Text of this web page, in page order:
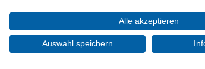
gute Übertragung
Lieferumfang: 300m Schnur ein
Die Madcat Backbone 3000m geflochtene
Alle akzeptieren
Auswahl speichern